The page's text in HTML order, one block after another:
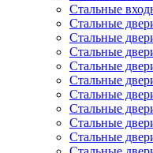
Стальные
Стальные
Стальные
Стальные
Стальные
Стальные
Стальные
Стальные
Стальные
Стальные